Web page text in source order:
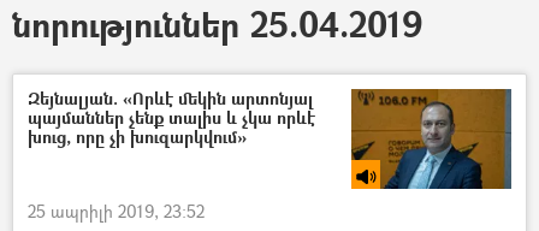
նորություններ 25.04.2019
Զեյնալյան. «Որևէ մեկին արտոնյալ
պայմաններ չենք տալիս և չկա որևէ
խուց, որը չի խուզարկվում»
25 ապրիլի 2019, 23:52